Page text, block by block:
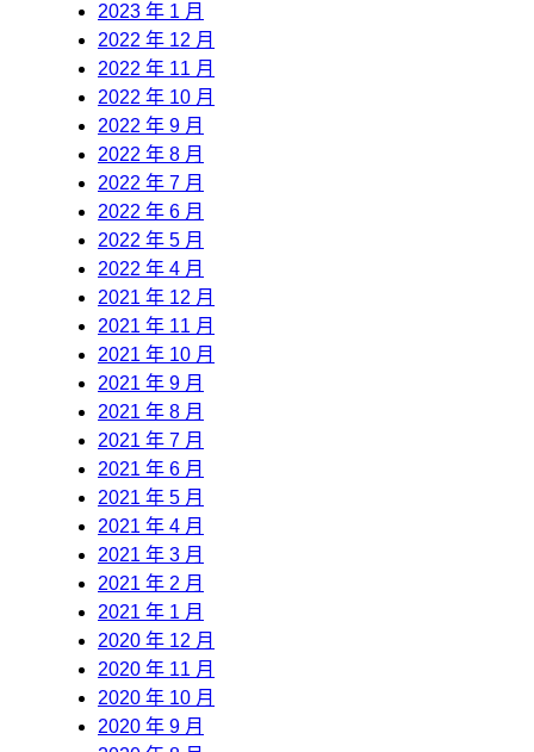
2023 年 1 月
2022 年 12 月
2022 年 11 月
2022 年 10 月
2022 年 9 月
2022 年 8 月
2022 年 7 月
2022 年 6 月
2022 年 5 月
2022 年 4 月
2021 年 12 月
2021 年 11 月
2021 年 10 月
2021 年 9 月
2021 年 8 月
2021 年 7 月
2021 年 6 月
2021 年 5 月
2021 年 4 月
2021 年 3 月
2021 年 2 月
2021 年 1 月
2020 年 12 月
2020 年 11 月
2020 年 10 月
2020 年 9 月